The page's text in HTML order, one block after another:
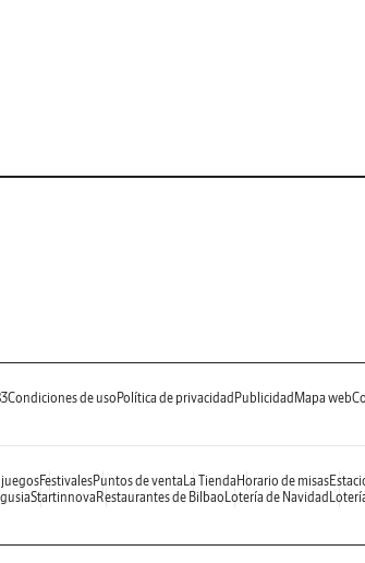
Condiciones de uso Política de privacidad Publicidad Mapa web
FestivalesPuntos de venta La Tienda Horario de misas
Startinnova Restaurantes de Bilbao Lotería de Navidad